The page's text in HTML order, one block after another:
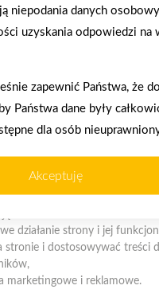
Zakupy w
na terenie
Strzelno
320 Strzelno (parking, plac
- wjazd od ul. Michelsona 19)
niepodania danych
uzyskania odpowiedzi na
zapewnić Państwa, że
Państwa dane były
dla osób
Akceptuję
działania strony,
ruchu na stronie.
pliki tekstowe zapisywane na
tablecie, smartfonie)
system oraz systemy
narzędzi analitycznych.
pliki cookies?
działanie strony i jej
stronie i dostosowywać treści
marketingowe i reklamowe.